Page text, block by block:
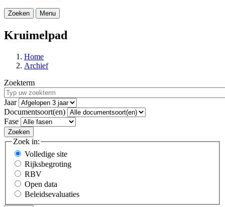
Zoeken Menu
Kruimelpad
Home
Archief
Zoekterm
Jaar
Documentsoort(en)
Fase
Zoek in:
Volledige site
Rijksbegroting
RBV
Open data
Beleidsevaluaties